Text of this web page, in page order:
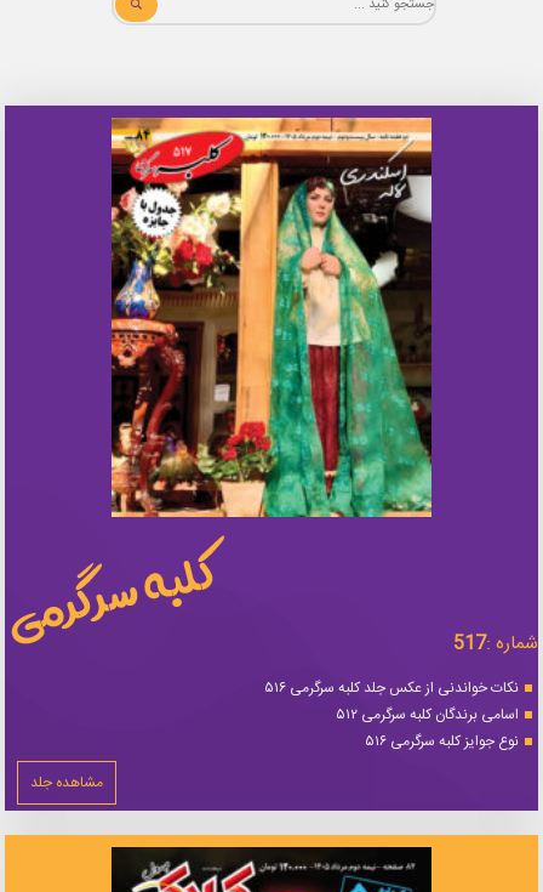
شماره :517
نکات خواندنی از عکس جلد کلبه سرگرمی ۵۱۶
اسامی برندگان کلبه سرگرمی ۵۱۲
نوع جوایز کلبه سرگرمی ۵۱۶
مشاهده جلد